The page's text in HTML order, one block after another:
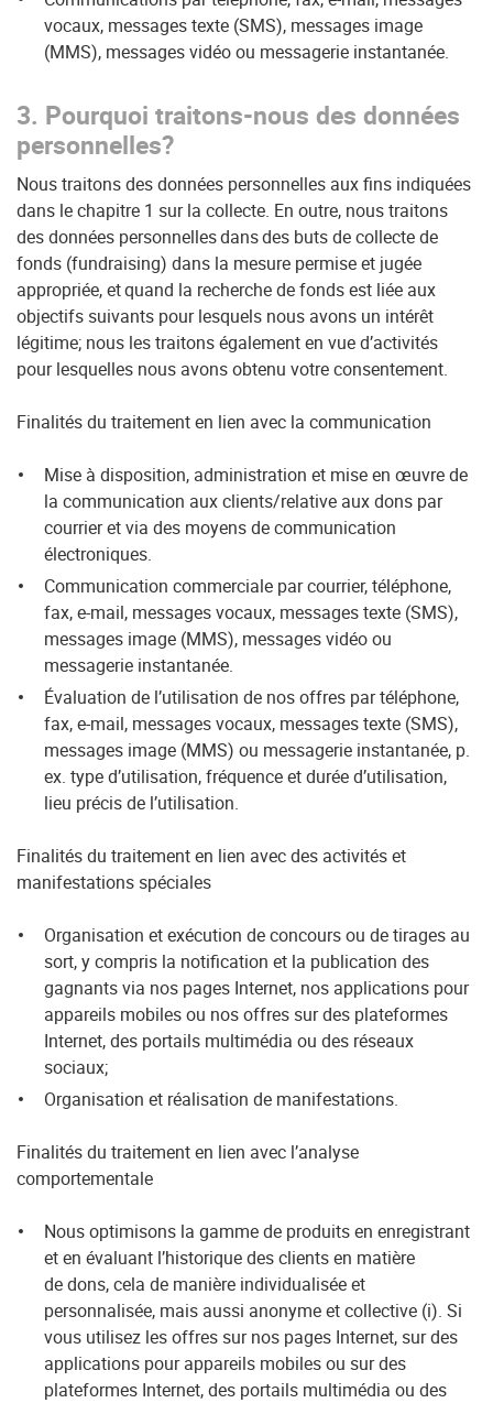
vocaux, messages texte (SMS), messages image
(MMS), messages vidéo ou messagerie instantanée.
3. Pourquoi traitons-nous des données
personnelles?
Nous traitons des données personnelles aux fins indiquées
dans le chapitre 1 sur la collecte. En outre, nous traitons
des données personnelles dans des buts de collecte de
fonds (fundraising) dans la mesure permise et jugée
appropriée, et quand la recherche de fonds est liée aux
objectifs suivants pour lesquels nous avons un intérêt
légitime; nous les traitons également en vue d’activités
pour lesquelles nous avons obtenu votre consentement.
Finalités du traitement en lien avec la communication
Mise à disposition, administration et mise en œuvre de
la communication aux clients/relative aux dons par
courrier et via des moyens de communication
électroniques.
Communication commerciale par courrier, téléphone,
fax, e-mail, messages vocaux, messages texte (SMS),
messages image (MMS), messages vidéo ou
messagerie instantanée.
Évaluation de l’utilisation de nos offres par téléphone,
fax, e-mail, messages vocaux, messages texte (SMS),
messages image (MMS) ou messagerie instantanée, p.
ex. type d’utilisation, fréquence et durée d’utilisation,
lieu précis de l’utilisation.
Finalités du traitement en lien avec des activités et
manifestations spéciales
Organisation et exécution de concours ou de tirages au
sort, y compris la notification et la publication des
gagnants via nos pages Internet, nos applications pour
appareils mobiles ou nos offres sur des plateformes
Internet, des portails multimédia ou des réseaux
sociaux;
Organisation et réalisation de manifestations.
Finalités du traitement en lien avec l’analyse
comportementale
Nous optimisons la gamme de produits en enregistrant
et en évaluant l’historique des clients en matière
de dons, cela de manière individualisée et
personnalisée, mais aussi anonyme et collective (i). Si
vous utilisez les offres sur nos pages Internet, sur des
applications pour appareils mobiles ou sur des
plateformes Internet, des portails multimédia ou des